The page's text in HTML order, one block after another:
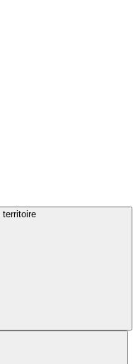
territoire